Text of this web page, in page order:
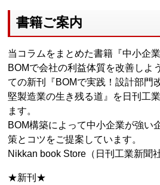
書籍ご案内
当コラムをまとめた書籍『中小企
BOMで会社の利益体質を改善しよ
ての新刊『BOMで実践！設計部
堅製造業の生き残る道』を日刊工
ます。
BOM構築によって中小企業が強い
策とコツをご提案しています。
Nikkan book Store（日刊工業新聞社
★新刊★